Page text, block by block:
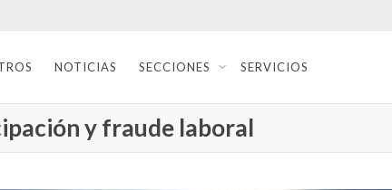
NOTICIAS SECCIONES SERVICIOS
y fraude laboral